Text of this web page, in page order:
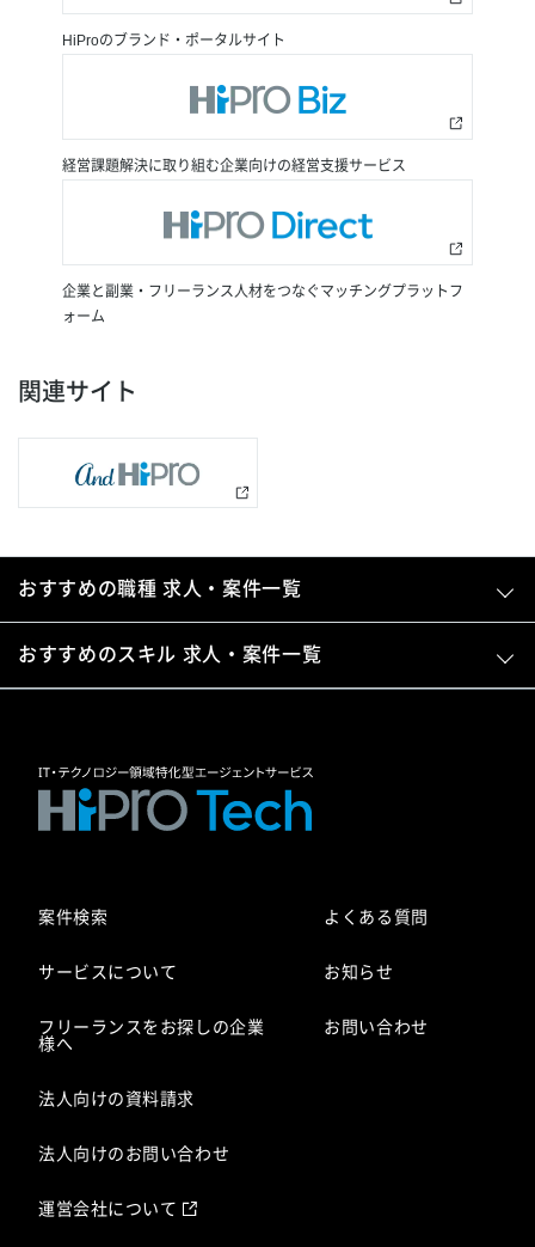
HiProのブランド・ポータルサイト
経営課題解決に取り組む企業向けの経営支援サービス
企業と副業・フリーランス人材をつなぐマッチングプラットフ
ォーム
関連サイト
おすすめの職種 求人・案件一覧
おすすめのスキル 求人・案件一覧
案件検索
サービスについて
フリーランスをお探しの企業
様へ
法人向けの資料請求
法人向けのお問い合わせ
よくある質問
お知らせ
お問い合わせ
運営会社について